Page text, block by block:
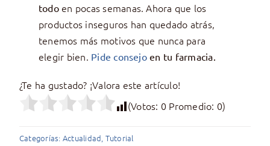
todoen pocas semanas. Ahora que los
productos inseguros han quedado atrás,
tenemos más motivos que nunca para
elegir bien. Pide consejoen tu farmacia.
¿Te ha gustado? ¡Valora este artículo!
(Votos: 0 Promedio: 0)
Categorías: Actualidad, Tutorial